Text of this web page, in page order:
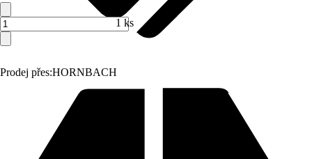
Prodej přes:HORNBACH
1 ks